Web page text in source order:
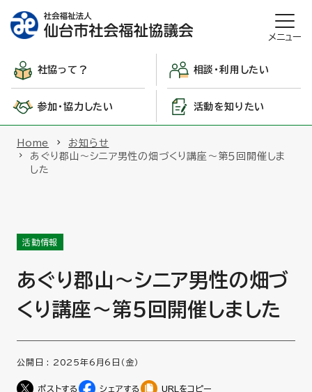
メニュー
社協って？ 相談・利用したい
参加・協力したい 活動を知りたい
Home
お知らせ
あぐり郡山～シニア男性の畑づくり講座～第５回開催しま
した
活動情報
あぐり郡山～シニア男性の畑づ
くり講座～第５回開催しました
公開日 : 2025年6月6日（金）
URLをコピー